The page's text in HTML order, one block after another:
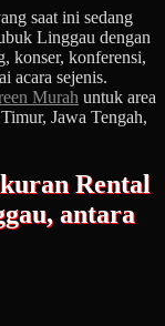
saat ini sedang
Linggau dengan
konser, konferensi,
acara sejenis.
Murah untuk area
Jawa Tengah,
Rental
antara